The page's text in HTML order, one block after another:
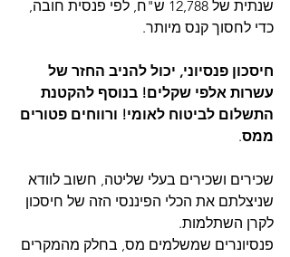
שנתית של 12,788 ש"ח, לפי פנסית חובה,
כדי לחסוך קנס מיותר.
חיסכון פנסיוני, יכול להניב החזר של
עשרות אלפי שקלים! בנוסף להקטנת
התשלום לביטוח לאומי! ורווחים פטורים
ממס.
שכירים ושכירים בעלי שליטה, חשוב לוודא
שניצלתם את הכלי הפיננסי הזה של חיסכון
לקרן השתלמות.
פנסיונרים שמשלמים מס, בחלק מהמקרים